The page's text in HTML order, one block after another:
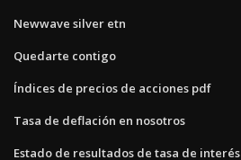
Newwave silver etn
Quedarte contigo
Índices de precios de acciones pdf
Tasa de deflación en nosotros
Estado de resultados de tasa de interés